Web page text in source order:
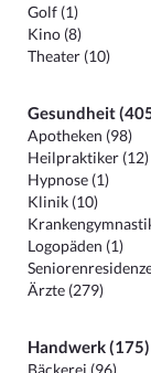
Golf (1)
Kino (8)
Theater (10)
Gesundheit
Apotheken (98)
Heilpraktiker (12)
Hypnose (1)
Klinik (10)
Logopäden (1)
Ärzte (279)
Handwerk (175)
Bäckerei (96)